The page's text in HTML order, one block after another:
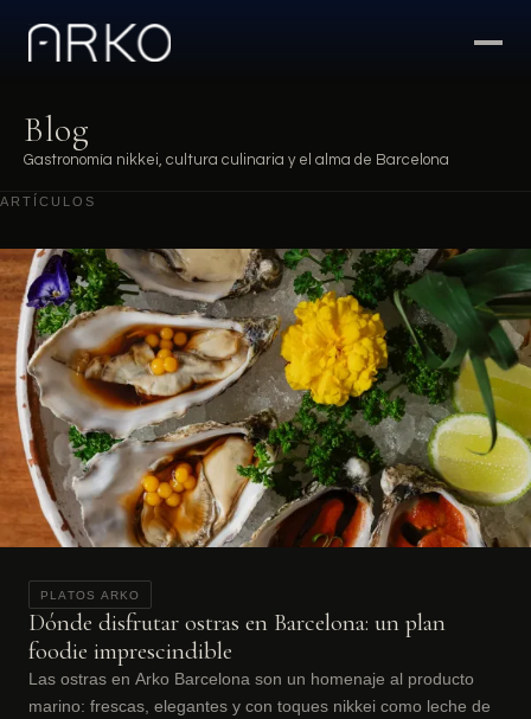
Blog
Gastronomía nikkei, cultura culinaria y el alma de Barcelona
ARTÍCULOS
PLATOS ARKO
Dónde disfrutar ostras en Barcelona: un plan
foodie imprescindible
Las ostras en Arko Barcelona son un homenaje al producto
marino: frescas, elegantes y con toques nikkei como leche de